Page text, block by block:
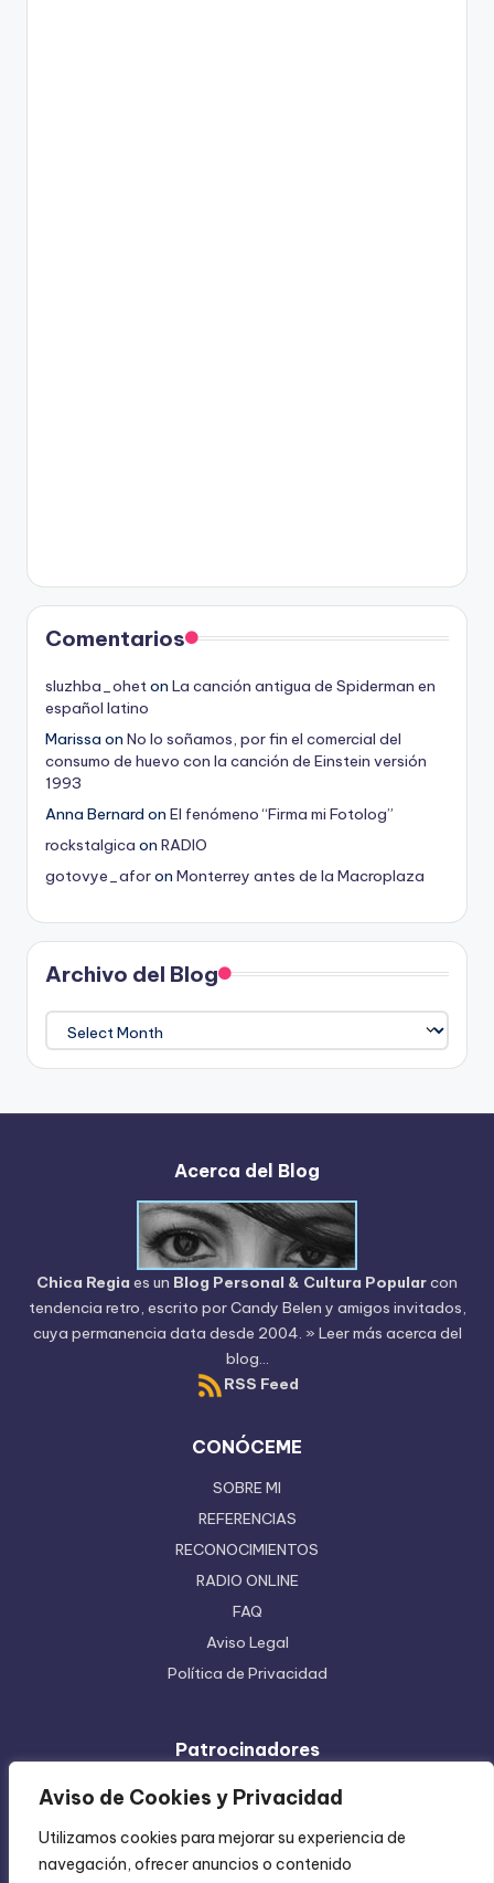
Aviso de Cookies y Privacidad
Utilizamos cookies para mejorar su experiencia de
navegación, ofrecer anuncios o contenido
Comentarios
sluzhba_oheton La canción antigua de Spiderman en
español latino
Marissa on No lo soñamos, por fin el comercial del
consumo de huevo con la canción de Einstein versión
1993
Anna Bernard on El fenómeno “Firma mi Fotolog”
rockstalgica on RADIO
gotovye_aforon Monterrey antes de la Macroplaza
Archivo del Blog
Archivo
del
Blog
Acerca del Blog
Chica Regia es un Blog Personal & Cultura Popularcon
tendencia retro, escrito porCandy Belen y amigos invitados,
cuya permanencia data desde 2004. » Leer más acerca del
blog...
RSS Feed
CONÓCEME
SOBRE MI
REFERENCIAS
RECONOCIMIENTOS
RADIO ONLINE
FAQ
Aviso Legal
Política de Privacidad
Patrocinadores
Ferretera Centenario de Monterrey
Inyección de Plástico
Mundo Impreso